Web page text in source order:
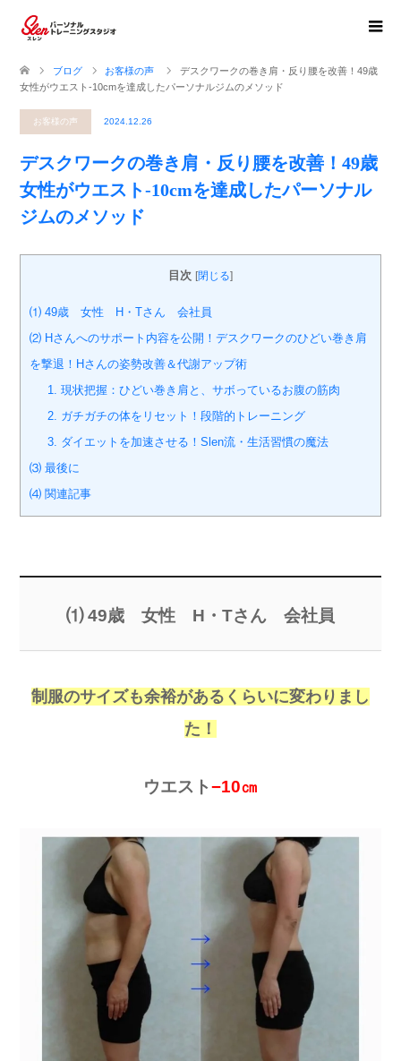
ブログ お客様の声
デスクワークの巻き肩・反り腰を改善！49歳
女性がウエスト-10cmを達成したパーソナルジムのメソッド
お客様の声 2024.12.26
デスクワークの巻き肩・反り腰を改善！49歳
女性がウエスト-10cmを達成したパーソナル
ジムのメソッド
目次 [閉じる]
⑴ 49歳 女性 H・Tさん 会社員
⑵ Hさんへのサポート内容を公開！デスクワークのひどい巻き肩
を撃退！Hさんの姿勢改善＆代謝アップ術
1. 現状把握：ひどい巻き肩と、サボっているお腹の筋肉
2. ガチガチの体をリセット！段階的トレーニング
3. ダイエットを加速させる！Slen流・生活習慣の魔法
⑶ 最後に
⑷ 関連記事
⑴ 49歳 女性 H・Tさん 会社員
制服のサイズも余裕があるくらいに変わりまし
た！
ウエスト−10㎝